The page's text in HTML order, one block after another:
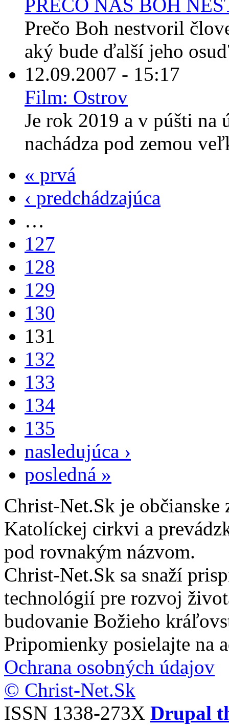
PREČO NÁS BOH
Prečo Boh nestvoril
aký bude ďalší jeho
12.09.2007 - 15:17
Film: Ostrov
Je rok 2019 a v púšti na
nachádza pod zemou
« prvá
‹ predchádzajúca
…
127
128
129
130
131
132
133
134
135
nasledujúca ›
posledná »
Christ-Net.Sk je
Katolíckej cirkvi a
pod rovnakým názvom.
Christ-Net.Sk sa snaží
technológií pre rozvoj
budovanie Božieho
Pripomienky posielajte na
Ochrana osobných údajov
© Christ-Net.Sk
ISSN 1338-273X Drupal